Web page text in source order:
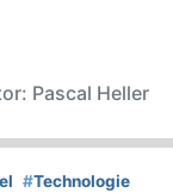
Pascal Heller
#Technologie